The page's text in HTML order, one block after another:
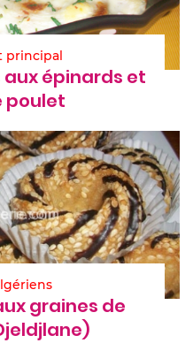
principal
épinards et
poulet
graines de